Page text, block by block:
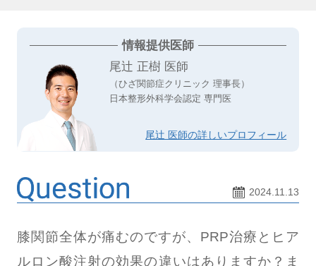
情報提供医師
尾辻 正樹 医師
（ひざ関節症クリニック 理事長）
日本整形外科学会認定 専門医
尾辻 医師の詳しいプロフィール
2024.11.13
膝関節全体が痛むのですが、PRP治療とヒア
ルロン酸注射の効果の違いはありますか？ま